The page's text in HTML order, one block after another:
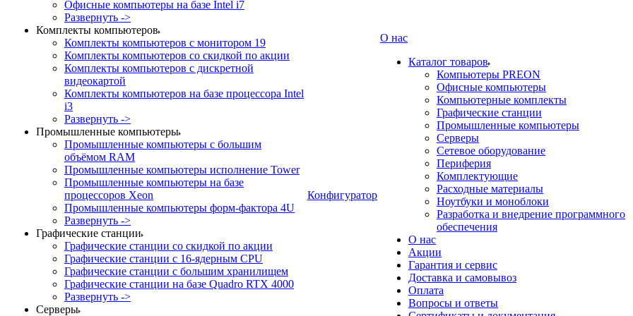
Офисные компьютеры на базе Intel i7
Развернуть ->
Комплекты компьютеров
Комплекты компьютеров с монитором 19
Комплекты компьютеров со скидкой по акции
Комплекты компьютеров с дискретной
видеокартой
Комплекты компьютеров на базе процессора Intel
i3
Развернуть ->
Промышленные компьютеры
Промышленные компьютеры с большим
объёмом RAM
Промышленные компьютеры исполнение Tower
Промышленные компьютеры на базе
процессоров Xeon
Промышленные компьютеры форм-фактора 4U
Развернуть ->
Графические станции
Графические станции со скидкой по акции
Графические станции с 16-ядерным CPU
Графические станции с большим хранилищем
Графические станции на базе Quadro RTX 4000
Развернуть ->
Серверы
Конфигуратор
О нас
Каталог товаров
Компьютеры PREON
Офисные компьютеры
Компьютерные комплекты
Графические станции
Промышленные компьютеры
Серверы
Сетевое оборудование
Периферия
Комплектующие
Расходные материалы
Ноутбуки и моноблоки
Разработка и внедрение программного
обеспечения
О нас
Акции
Гарантия и сервис
Доставка и самовывоз
Оплата
Вопросы и ответы